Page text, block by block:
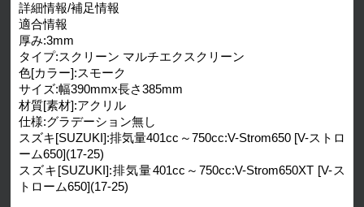
詳細情報/補足情報
適合情報
厚み:3mm
タイプ:スクリーン マルチエクスクリーン
色[カラー]:スモーク
サイズ:幅390mmx長さ385mm
材質[素材]:アクリル
仕様:グラデーション無し
スズキ[SUZUKI]:排気量401cc～750cc:V-Strom650 [V-ストロ
ーム650](17-25)
スズキ[SUZUKI]:排気量401cc～750cc:V-Strom650XT [V-ス
トローム650](17-25)